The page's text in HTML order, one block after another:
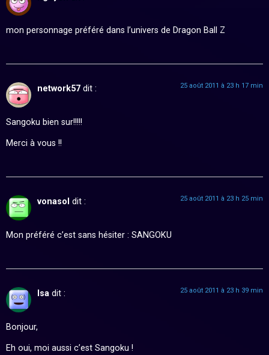
mon personnage préféré dans l’univers de Dragon Ball Z
network57 dit : 25 août 2011 à 23 h 17 min
Sangoku bien sur!!!!!
Merci à vous !!
vonasol dit : 25 août 2011 à 23 h 25 min
Mon préféré c’est sans hésiter : SANGOKU
Isa dit : 25 août 2011 à 23 h 39 min
Bonjour,
Eh oui, moi aussi c’est Sangoku !